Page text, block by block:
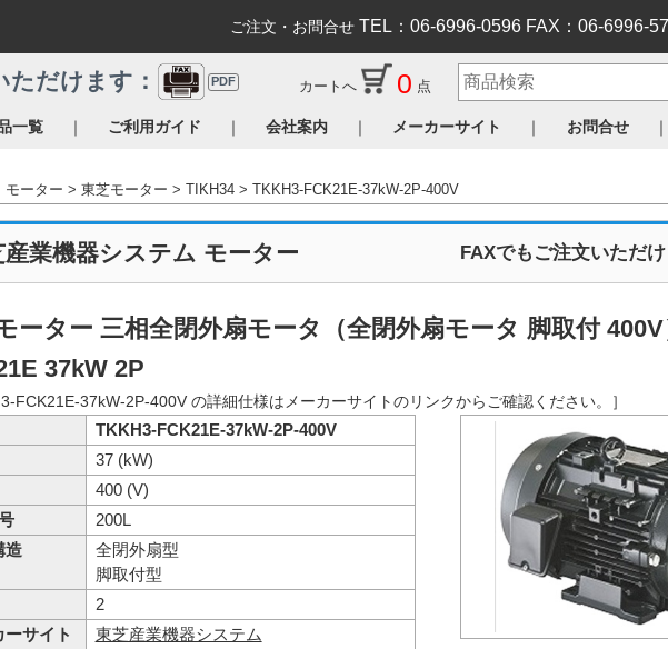
ご注文・お問合せ TEL：06-6996-0596 FAX：06-6996-
一覧 ｜ ご利用ガイド ｜ 会社案内 ｜ メーカーサイト ｜ お問合せ ｜
だけます： PDF カートへ 0 点
モーター 東芝モーター TIKH34 TKKH3-FCK21E-37kW-2P-400V
産業機器システム モーター FAXでもご注文いただ
ーター 三相全閉外扇モータ（全閉外扇モータ 脚取付
37kW 2P
FCK21E-37kW-2P-400V の詳細仕様はメーカーサイトのリンクからご確認ください。］
TKKH3-FCK21E-37kW-2P-400V
37 (kW)
400 (V)
200L
造
全閉外扇型
脚取付型
2
ーサイト
東芝産業機器システム